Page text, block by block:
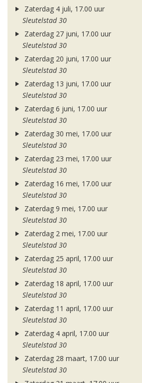
Zaterdag 4 juli, 17.00 uur
Sleutelstad 30
Zaterdag 27 juni, 17.00 uur
Sleutelstad 30
Zaterdag 20 juni, 17.00 uur
Sleutelstad 30
Zaterdag 13 juni, 17.00 uur
Sleutelstad 30
Zaterdag 6 juni, 17.00 uur
Sleutelstad 30
Zaterdag 30 mei, 17.00 uur
Sleutelstad 30
Zaterdag 23 mei, 17.00 uur
Sleutelstad 30
Zaterdag 16 mei, 17.00 uur
Sleutelstad 30
Zaterdag 9 mei, 17.00 uur
Sleutelstad 30
Zaterdag 2 mei, 17.00 uur
Sleutelstad 30
Zaterdag 25 april, 17.00 uur
Sleutelstad 30
Zaterdag 18 april, 17.00 uur
Sleutelstad 30
Zaterdag 11 april, 17.00 uur
Sleutelstad 30
Zaterdag 4 april, 17.00 uur
Sleutelstad 30
Zaterdag 28 maart, 17.00 uur
Sleutelstad 30